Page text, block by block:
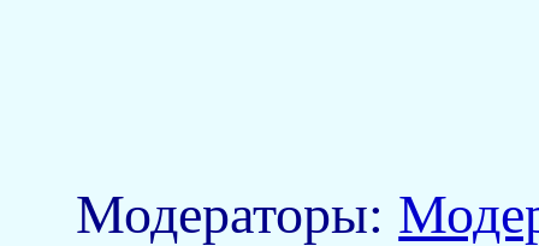
Модераторы: